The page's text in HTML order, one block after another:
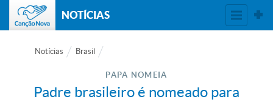
NOTÍCIAS
Notícias Brasil
PAPA NOMEIA
Padre brasileiro é nomeado para